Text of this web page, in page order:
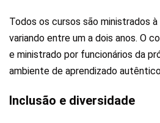
Todos os cursos são ministrados
variando entre um a dois anos. O
e ministrado por funcionários da
ambiente de aprendizado
Inclusão e diversidade